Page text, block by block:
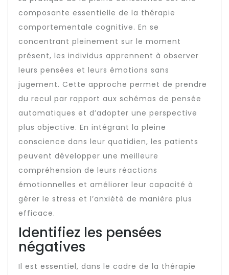
composante essentielle de la thérapie
comportementale cognitive. En se
concentrant pleinement sur le moment
présent, les individus apprennent à observer
leurs pensées et leurs émotions sans
jugement. Cette approche permet de prendre
du recul par rapport aux schémas de pensée
automatiques et d’adopter une perspective
plus objective. En intégrant la pleine
conscience dans leur quotidien, les patients
peuvent développer une meilleure
compréhension de leurs réactions
émotionnelles et améliorer leur capacité à
gérer le stress et l’anxiété de manière plus
efficace.
Identifiez les pensées
négatives
Il est essentiel, dans le cadre de la thérapie